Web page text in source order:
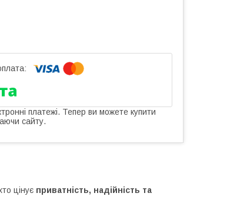
платежі. Тепер ви можете купити
сайту.
цінує приватність, надійність та